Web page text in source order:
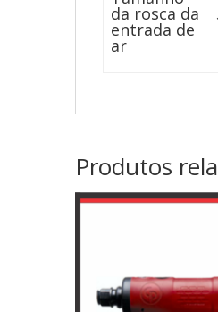
da rosca da
entrada de
ar
Produtos